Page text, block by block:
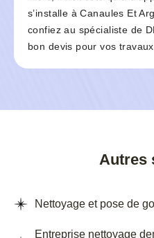
s’installe à Canaules Et
confiez au spécialiste de
bon devis pour vos
Autres
Nettoyage et pose de
Entreprise nettoyage